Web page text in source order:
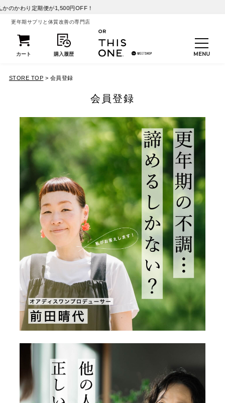
便が1,500円OFF！
更年期サプリと体質改善の専門店
STORE TOP 会員登録
会員登録